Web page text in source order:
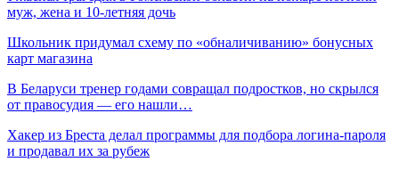
муж, жена и 10-летняя дочь
Школьник придумал схему по «обналичиванию» бонусных
карт магазина
В Беларуси тренер годами совращал подростков, но скрылся
от правосудия — его нашли…
Хакер из Бреста делал программы для подбора логина-пароля
и продавал их за рубеж